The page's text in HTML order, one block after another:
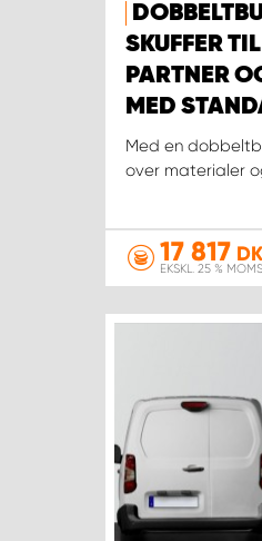
SKUFFER
PARTNER
MED
Med en
over materialer
17 817
EKSKL. 25 % MOMS